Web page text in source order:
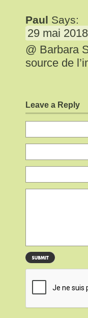
Paul Says:
29 mai
@ Barbara
source de
Leave a Reply